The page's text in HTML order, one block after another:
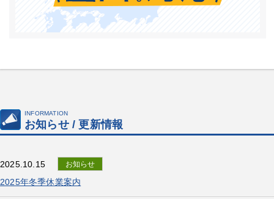
INFORMATION
お知らせ / 更新情報
2025.10.15 お知らせ
2025年冬季休業案内